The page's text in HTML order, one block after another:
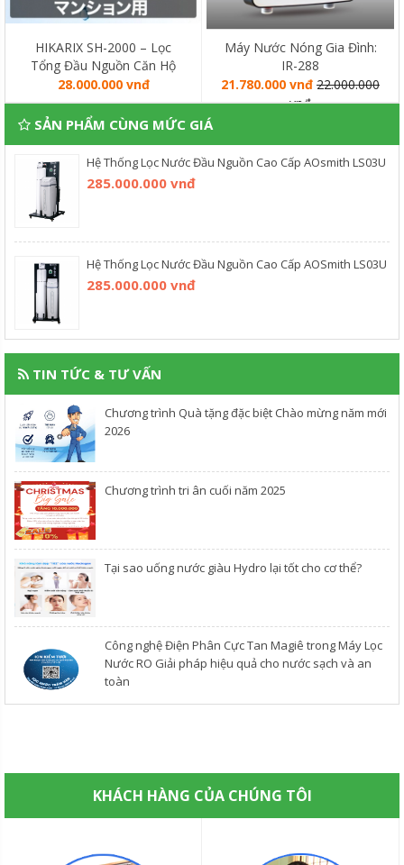
HIKARIX SH-2000 – Lọc
Tổng Đầu Nguồn Căn Hộ
Chung Cư
28.000.000 vnđ
Máy Nước Nóng Gia Đình:
IR-288
21.780.000 vnđ 22.000.000
vnđ
SẢN PHẨM CÙNG MỨC GIÁ
Hệ Thống Lọc Nước Đầu Nguồn Cao Cấp AOsmith LS03U
285.000.000 vnđ
Hệ Thống Lọc Nước Đầu Nguồn Cao Cấp AOSmith LS03U
285.000.000 vnđ
TIN TỨC & TƯ VẤN
Chương trình Quà tặng đặc biệt Chào mừng năm mới
2026
Chương trình tri ân cuối năm 2025
​Tại sao uống nước giàu Hydro lại tốt cho cơ thể?
Công nghệ Điện Phân Cực Tan Magiê trong Máy Lọc
Nước RO Giải pháp hiệu quả cho nước sạch và an
toàn
KHÁCH HÀNG CỦA CHÚNG TÔI